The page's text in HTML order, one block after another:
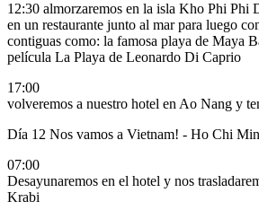
12:30 almorzaremos en la isla Kho Phi Phi
en un restaurante junto al mar para luego
contiguas como: la famosa playa de Maya
película La Playa de Leonardo Di Caprio
17:00
volveremos a nuestro hotel en Ao Nang y
Día 12 Nos vamos a Vietnam! - Ho Chi
07:00
Desayunaremos en el hotel y nos
Krabi